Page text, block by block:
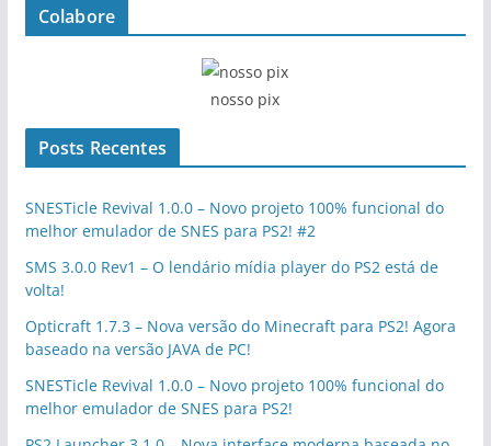
Colabore
nosso pix
Posts Recentes
SNESTicle Revival 1.0.0 – Novo projeto 100% funcional do
melhor emulador de SNES para PS2! #2
SMS 3.0.0 Rev1 – O lendário mídia player do PS2 está de
volta!
Opticraft 1.7.3 – Nova versão do Minecraft para PS2! Agora
baseado na versão JAVA de PC!
SNESTicle Revival 1.0.0 – Novo projeto 100% funcional do
melhor emulador de SNES para PS2!